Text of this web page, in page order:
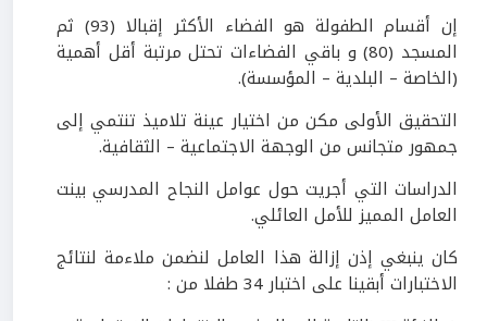
إن أقسام الطفولة هو الفضاء الأكثر إقبالا (93) ثم
المسجد (80) و باقي الفضاءات تحتل مرتبة أقل أهمية
(الخاصة – البلدية – المؤسسة).
التحقيق الأولى مكن من اختيار عينة تلاميذ تنتمي إلى
جمهور متجانس من الوجهة الاجتماعية – الثقافية.
الدراسات التي أجريت حول عوامل النجاح المدرسي بينت
العامل المميز للأمل العائلي.
كان ينبغي إذن إزالة هذا العامل لنضمن ملاءمة لنتائج
الاختبارات أبقينا على اختبار 34 طفلا من :